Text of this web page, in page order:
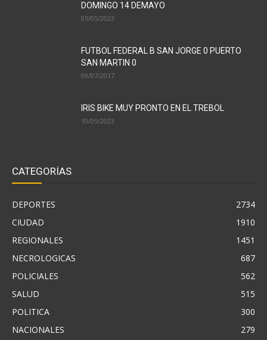
DOMINGO 14 DEMAYO
05/05/2023
FUTBOL FEDERAL B SAN JORGE 0 PUERTO
SAN MARTIN 0
09/07/2017
IRIS BIKE MUY PRONTO EN EL TREBOL
10/05/2023
CATEGORÍAS
DEPORTES
2734
CIUDAD
1910
REGIONALES
1451
NECROLOGICAS
687
POLICIALES
562
SALUD
515
POLITICA
300
NACIONALES
279